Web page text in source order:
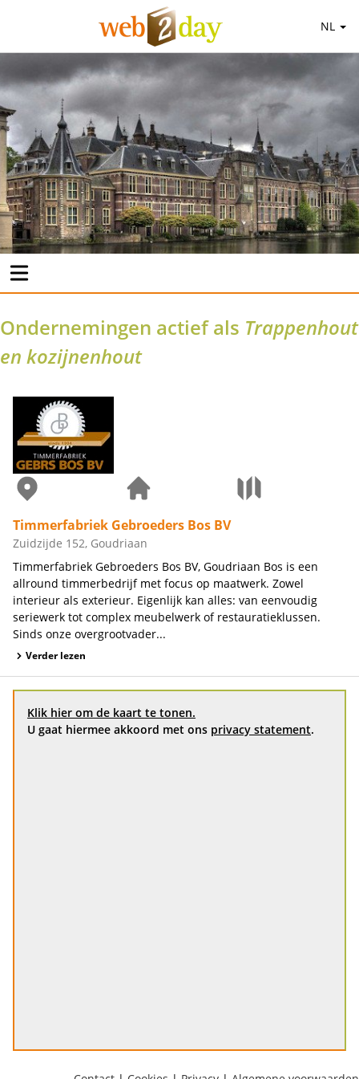
NL
Ondernemingen actief als Trappenhout
en kozijnenhout
Timmerfabriek Gebroeders Bos BV
Zuidzijde 152, Goudriaan
Timmerfabriek Gebroeders Bos BV, Goudriaan Bos is een
allround timmerbedrijf met focus op maatwerk. Zowel
interieur als exterieur. Eigenlijk kan alles: van eenvoudig
seriewerk tot complex meubelwerk of restauratieklussen.
Sinds onze overgrootvader...
Verder lezen
Klik hier om de kaart te tonen.
U gaat hiermee akkoord met ons privacy statement.